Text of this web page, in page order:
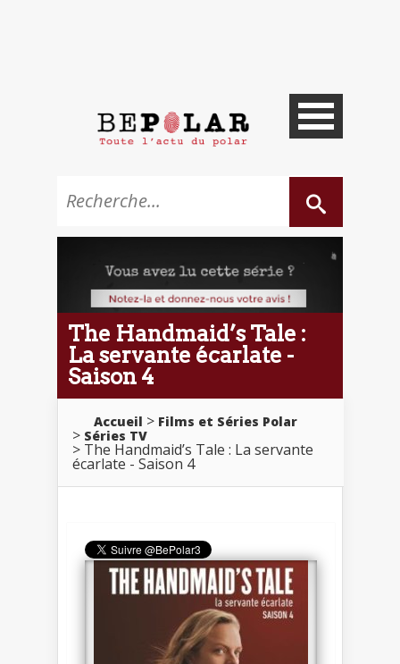
The Handmaid’s Tale :
La servante écarlate -
Saison 4
Accueil
Films et Séries Polar
Séries TV
The Handmaid’s Tale : La servante
écarlate - Saison 4